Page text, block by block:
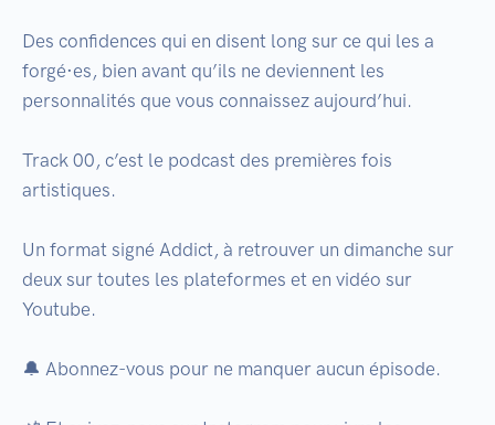
Des confidences qui en disent long sur ce qui les a
forgé·es, bien avant qu’ils ne deviennent les
personnalités que vous connaissez aujourd’hui.
Track 00, c’est le podcast des premières fois
artistiques.
Un format signé Addict, à retrouver un dimanche sur
deux sur toutes les plateformes et en vidéo sur
Youtube.
🔔 Abonnez-vous pour ne manquer aucun épisode.